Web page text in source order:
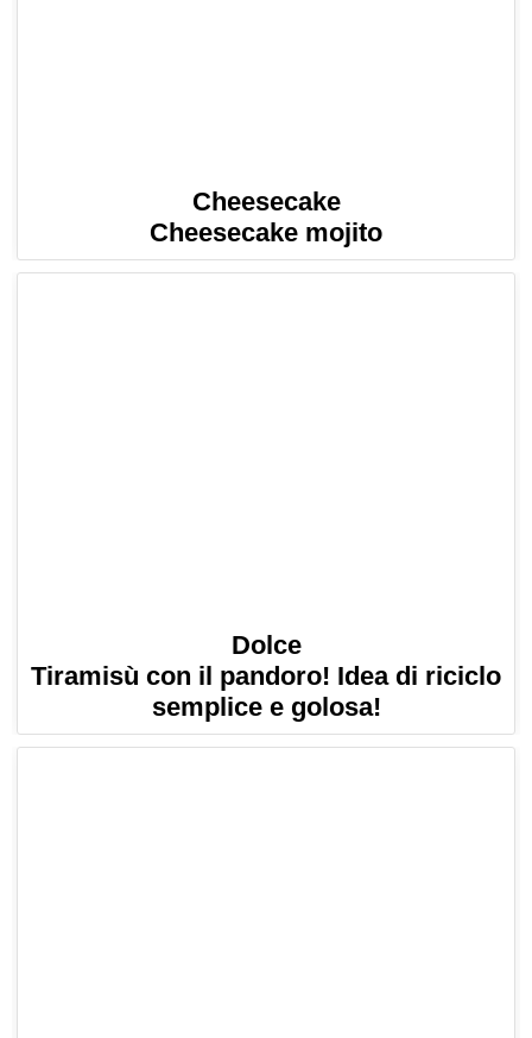
Cheesecake
Cheesecake mojito
Dolce
Tiramisù con il pandoro! Idea di riciclo
semplice e golosa!